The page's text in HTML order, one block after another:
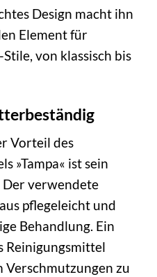
Design macht ihn
Element für
von klassisch bis
Vorteil des
»Tampa« ist sein
verwendete
pflegeleicht und
Behandlung. Ein
Reinigungsmittel
Verschmutzungen zu